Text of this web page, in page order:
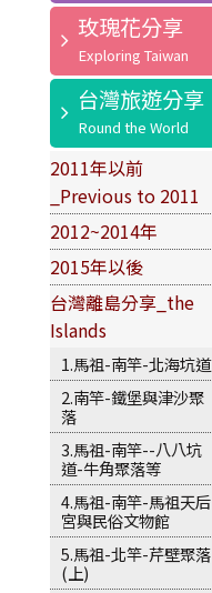
玫瑰花分享
台灣旅遊分享
2011年以前
_Previous to 2011
2012~2014年
2015年以後
台灣離島分享_the
Islands
1.馬祖-南竿-北海坑道
2.南竿-鐵堡與津沙聚
落
3.馬祖-南竿--八八坑
道-牛角聚落等
4.馬祖-南竿-馬祖天后
宮與民俗文物館
5.馬祖-北竿-芹壁聚落
(上)